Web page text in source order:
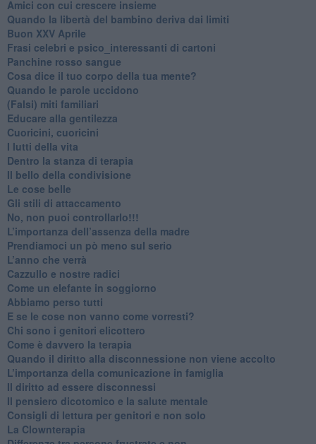
​Amici con cui crescere insieme
​Quando la libertà del bambino deriva dai limiti
Buon XXV Aprile
​Frasi celebri e psico_interessanti di cartoni
​Panchine rosso sangue
​Cosa dice il tuo corpo della tua mente?
​Quando le parole uccidono
​(Falsi) miti familiari
​Educare alla gentilezza
​Cuoricini, cuoricini
I lutti della vita
​Dentro la stanza di terapia
​Il bello della condivisione
Le cose belle
​Gli stili di attaccamento
No, non puoi controllarlo!!!
​L’importanza dell’assenza della madre
​Prendiamoci un pò meno sul serio
​L’anno che verrà
​Cazzullo e nostre radici
​Come un elefante in soggiorno
​Abbiamo perso tutti
E se le cose non vanno come vorresti?
​Chi sono i genitori elicottero
Come è davvero la terapia
Quando il diritto alla disconnessione non viene accolto
​L’importanza della comunicazione in famiglia
​Il diritto ad essere disconnessi
​Il pensiero dicotomico e la salute mentale
​Consigli di lettura per genitori e non solo
​La Clownterapia